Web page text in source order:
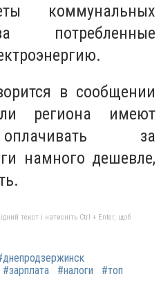
коммунальных
потребленные
в сообщении
региона имеют
за
намного дешевле,
текст і натисніть Ctrl + Enter, щоб
#зарплата #налоги
#топ